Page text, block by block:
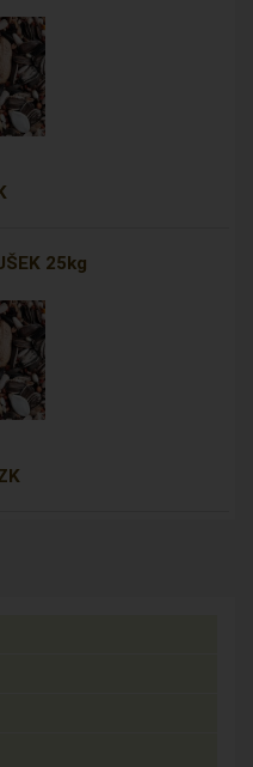
25kg